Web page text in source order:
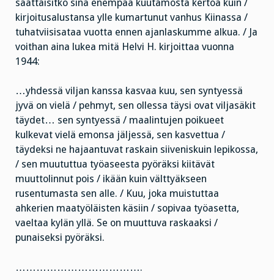
saattaisitko sinä enempää kuutamosta kertoa kuin /
kirjoitusalustansa ylle kumartunut vanhus Kiinassa /
tuhatviisisataa vuotta ennen ajanlaskumme alkua. / Ja
voithan aina lukea mitä Helvi H. kirjoittaa vuonna
1944:
…yhdessä viljan kanssa kasvaa kuu, sen syntyessä
jyvä on vielä / pehmyt, sen ollessa täysi ovat viljasäkit
täydet… sen syntyessä / maalintujen poikueet
kulkevat vielä emonsa jäljessä, sen kasvettua /
täydeksi ne hajaantuvat raskain siiveniskuin lepikossa,
/ sen muututtua työaseesta pyöräksi kiitävät
muuttolinnut pois / ikään kuin välttyäkseen
rusentumasta sen alle. / Kuu, joka muistuttaa
ahkerien maatyöläisten käsiin / sopivaa työasetta,
vaeltaa kylän yllä. Se on muuttuva raskaaksi /
punaiseksi pyöräksi.
……………………………….